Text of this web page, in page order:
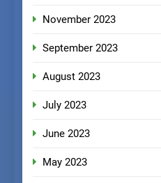
November 2023
September 2023
August 2023
July 2023
June 2023
May 2023